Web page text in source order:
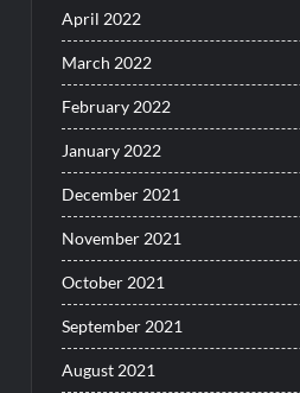
April 2022
March 2022
February 2022
January 2022
December 2021
November 2021
October 2021
September 2021
August 2021